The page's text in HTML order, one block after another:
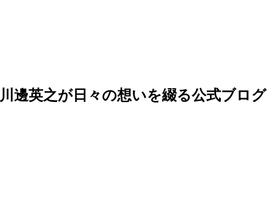
邊英之が日々の想いを綴る公式ブログ